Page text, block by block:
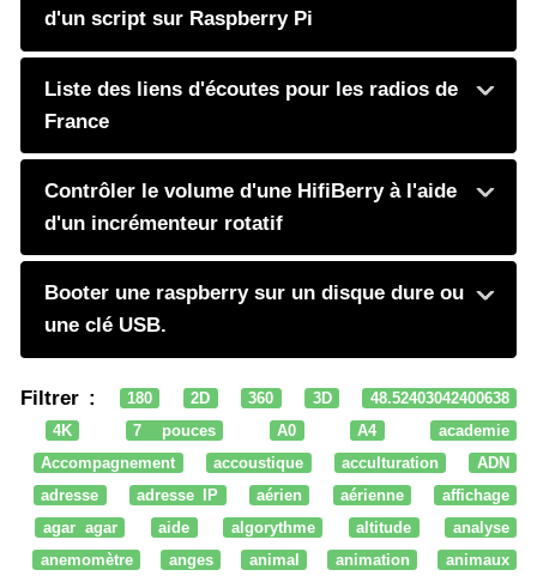
d'un script sur Raspberry Pi
Liste des liens d'écoutes pour les radios de
France
Contrôler le volume d'une HifiBerry à l'aide
d'un incrémenteur rotatif
Booter une raspberry sur un disque dure ou
une clé USB.
Filtrer : 180 2D 360 3D
48.52403042400638
4K
7 pouces A0 A4
academie
Accompagnement
accoustique acculturation
ADN
adresse
adresse IP aérien aérienne
affichage
agar agar
aide algorythme altitude
analyse
anemomètre
anges animal animation
animaux